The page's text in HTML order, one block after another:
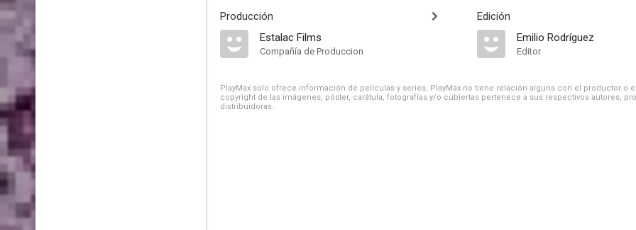
Producción
Estalac Films
Compañía de Produccion
Edición
Emilio Rodríguez
Editor
PlayMax solo ofrece información de películas y series, PlayMax no tiene relación alguna con el productor o
copyright de las imágenes, póster, carátula, fotografías y/o cubiertas pertenece a sus respectivos autores,
distribuidoras.